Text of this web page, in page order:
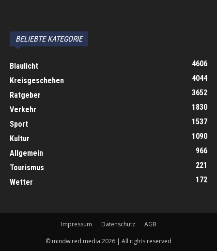
BELIEBTE KATEGORIE
Blaulicht
4606
Kreisgeschehen
4044
Ratgeber
3652
Verkehr
1830
Sport
1537
Kultur
1090
Allgemein
966
Tourismus
221
Wetter
172
Impressum Datenschutz AGB
© mindwired media 2026 | All rights reserved